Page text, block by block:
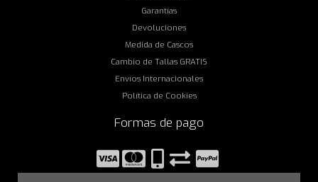
Garantías
Devoluciones
Medida de Cascos
Cambio de Tallas GRATIS
Envíos Internacionales
Política de Cookies
Formas de pago